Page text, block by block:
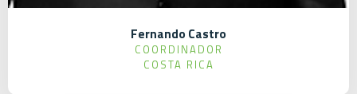
Fernando Castro
COORDINADOR
COSTA RICA